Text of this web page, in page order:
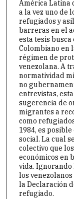
América Latina
a la vez uno de
refugiados y
barreras en el
esta tesis
Colombiano en
régimen de
venezolana. A
normatividad
no
entrevistas,
sugerencia de
migrantes a
como
1984, es
social. La cual
colectivo que
económicos en
vida.
los
la Declaración
refugiado.